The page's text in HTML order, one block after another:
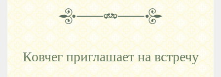
Ковчег приглашает на встречу